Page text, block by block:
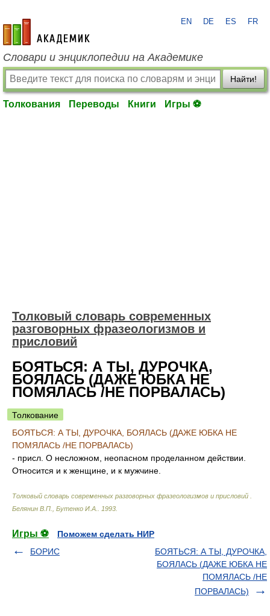
academic.ru
EN DE ES FR
Словари и энциклопедии на Академике
Найти!
Толкования Переводы Книги Игры ⚽
Толковый словарь современных
разговорных фразеологизмов и
присловий
БОЯТЬСЯ: А ТЫ, ДУРОЧКА,
БОЯЛАСЬ (ДАЖЕ ЮБКА НЕ
ПОМЯЛАСЬ /НЕ ПОРВАЛАСЬ)
Толкование
БОЯТЬСЯ: А ТЫ, ДУРОЧКА, БОЯЛАСЬ (ДАЖЕ ЮБКА НЕ
ПОМЯЛАСЬ /НЕ ПОРВАЛАСЬ)
- присл. О несложном, неопасном проделанном действии.
Относится и к женщине, и к мужчине.
Толковый словарь современных разговорных фразеологизмов и присловий
Белянин В.П., Бутенко И.А.
1993
Игры ⚽
Поможем сделать НИР
БОРИС
БОЯТЬСЯ: А ТЫ, ДУРОЧКА,
БОЯЛАСЬ (ДАЖЕ ЮБКА НЕ
ПОМЯЛАСЬ /НЕ
ПОРВАЛАСЬ)